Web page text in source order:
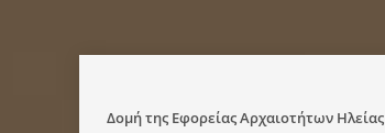
Skip
Δομή της Εφορείας Αρχαιοτήτων Ηλείας